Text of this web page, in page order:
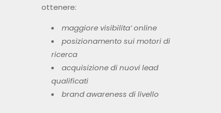
ottenere:
maggiore visibilita’ online
posizionamento sui motori di
ricerca
acquisizione di nuovi lead
qualificati
brand awareness di livello